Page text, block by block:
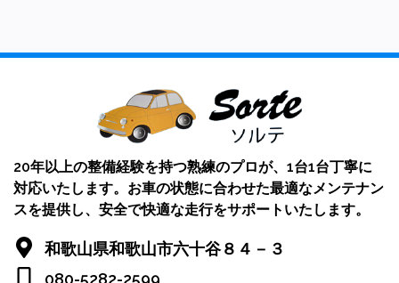
20年以上の整備経験を持つ熟練のプロが、1台1台丁寧に
対応いたします。お車の状態に合わせた最適なメンテナン
スを提供し、安全で快適な走行をサポートいたします。
和歌山県和歌山市六十谷８４－３